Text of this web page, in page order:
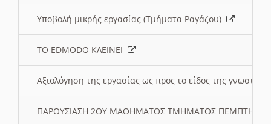
Υποβολή μικρής εργασίας (Τμήματα Ραγάζου)
ΤΟ EDMODO ΚΛΕΙΝΕΙ
Αξιολόγηση της εργασίας ως προς το είδος της
ΠΑΡΟΥΣΙΑΣΗ 2ΟΥ ΜΑΘΗΜΑΤΟΣ ΤΜΗΜΑΤΟΣ